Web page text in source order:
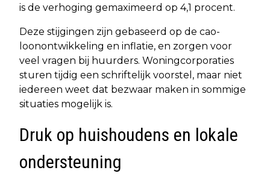
is de verhoging gemaximeerd op 4,1 procent.
Deze stijgingen zijn gebaseerd op de cao-
loonontwikkeling en inflatie, en zorgen voor
veel vragen bij huurders. Woningcorporaties
sturen tijdig een schriftelijk voorstel, maar niet
iedereen weet dat bezwaar maken in sommige
situaties mogelijk is.
Druk op huishoudens en lokale
ondersteuning